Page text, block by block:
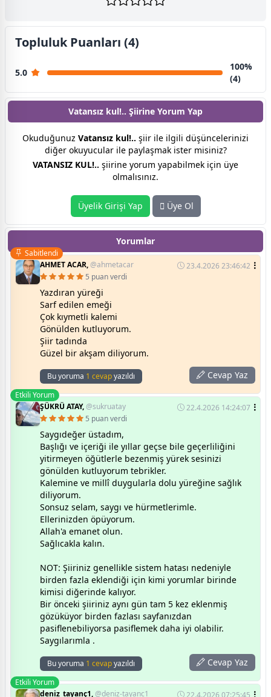
Topluluk Puanları (4)
5.0
100%
(4)
Vatansız kul!.. Şiirine Yorum Yap
Okuduğunuz Vatansız kul!.. şiir ile ilgili düşüncelerinizi
diğer okuyucular ile paylaşmak ister misiniz?
VATANSIZ KUL!.. şiirine yorum yapabilmek için üye
olmalısınız.
Üyelik Girişi Yap Üye Ol
Yorumlar
Sabitlendi
AHMET ACAR,@ahmetacar
23.4.2026 23:46:42
5 puan verdi
Yazdıran yüreği
Sarf edilen emeği
Çok kıymetli kalemi
Gönülden kutluyorum.
Şiir tadında
Güzel bir akşam diliyorum.
Bu yoruma 1 cevapyazıldı Cevap Yaz
Etkili Yorum
ŞÜKRÜ ATAY,@sukruatay
22.4.2026 14:24:07
5 puan verdi
Saygıdeğer üstadım,
Başlığı ve içeriği ile yıllar geçse bile geçerliliğini
yitirmeyen öğütlerle bezenmiş yürek sesinizi
gönülden kutluyorum tebrikler.
Kalemine ve millî duygularla dolu yüreğine sağlık
diliyorum.
Sonsuz selam, saygı ve hürmetlerimle.
Ellerinizden öpüyorum.
Allah'a emanet olun.
Sağlıcakla kalın.
NOT: Şiiriniz genellikle sistem hatası nedeniyle
birden fazla eklendiği için kimi yorumlar birinde
kimisi diğerinde kalıyor.
Bir önceki şiiriniz aynı gün tam 5 kez eklenmiş
gözüküyor birden fazlası sayfanızdan
pasiflenebiliyorsa pasiflemek daha iyi olabilir.
Saygılarımla .
Bu yoruma 1 cevapyazıldı Cevap Yaz
Etkili Yorum
deniz_tayanç1,@deniz-tayanc1 22.4.2026 07:25:45